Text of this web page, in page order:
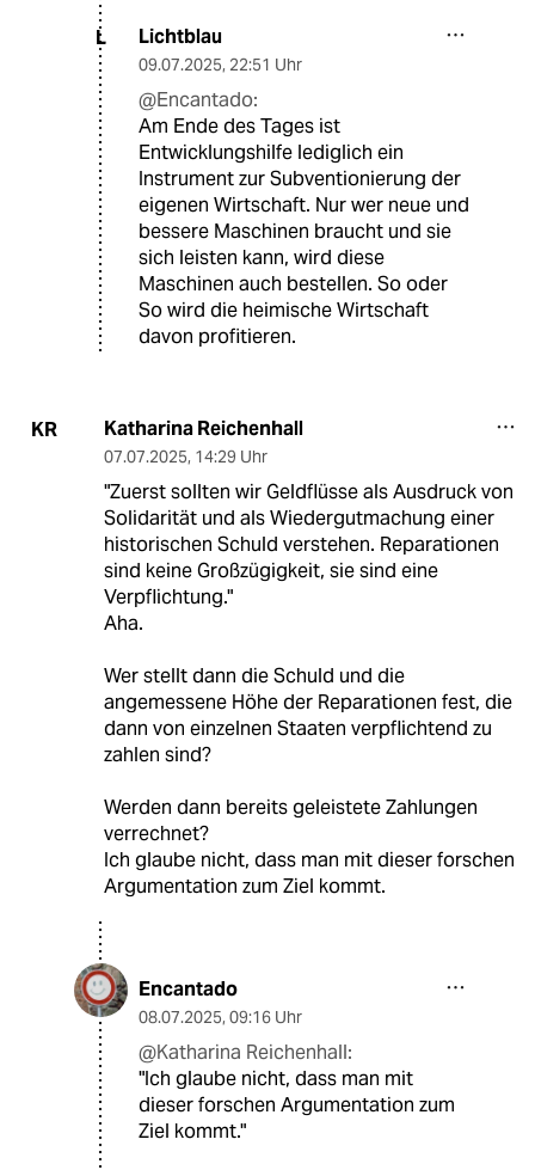
L Lichtblau
09.07.2025, 22:51 Uhr
@Encantado:
Am Ende des Tages ist
Entwicklungshilfe lediglich ein
Instrument zur Subventionierung der
eigenen Wirtschaft. Nur wer neue und
bessere Maschinen braucht und sie
sich leisten kann, wird diese
Maschinen auch bestellen. So oder
So wird die heimische Wirtschaft
davon profitieren.
KR Katharina Reichenhall
07.07.2025, 14:29 Uhr
"Zuerst sollten wir Geldflüsse als Ausdruck von
Solidarität und als Wiedergutmachung einer
historischen Schuld verstehen. Reparationen
sind keine Großzügigkeit, sie sind eine
Verpflichtung."
Aha.
Wer stellt dann die Schuld und die
angemessene Höhe der Reparationen fest, die
dann von einzelnen Staaten verpflichtend zu
zahlen sind?
Werden dann bereits geleistete Zahlungen
verrechnet?
Ich glaube nicht, dass man mit dieser forschen
Argumentation zum Ziel kommt.
Encantado
08.07.2025, 09:16 Uhr
@Katharina Reichenhall:
"Ich glaube nicht, dass man mit
dieser forschen Argumentation zum
Ziel kommt."